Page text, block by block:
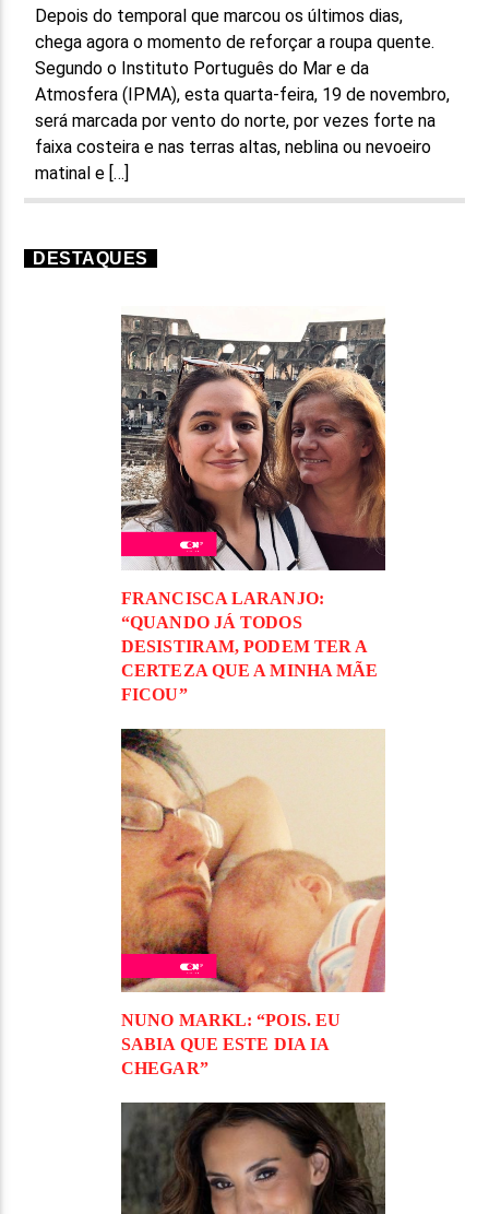
Depois do temporal que marcou os últimos dias,
chega agora o momento de reforçar a roupa quente.
Segundo o Instituto Português do Mar e da
Atmosfera (IPMA), esta quarta-feira, 19 de novembro,
será marcada por vento do norte, por vezes forte na
faixa costeira e nas terras altas, neblina ou nevoeiro
matinal e […]
DESTAQUES
FRANCISCA LARANJO:
“QUANDO JÁ TODOS
DESISTIRAM, PODEM TER A
CERTEZA QUE A MINHA MÃE
FICOU”
NUNO MARKL: “POIS. EU
SABIA QUE ESTE DIA IA
CHEGAR”